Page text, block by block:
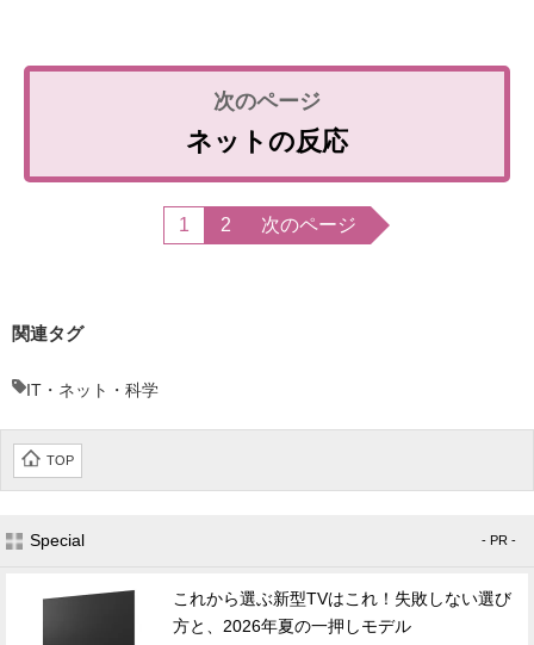
ネットの反応
1 2 次のページ
関連タグ
IT・ネット・科学
TOP
Special - PR -
これから選ぶ新型TVはこれ！失敗しない選び
方と、2026年夏の一押しモデル